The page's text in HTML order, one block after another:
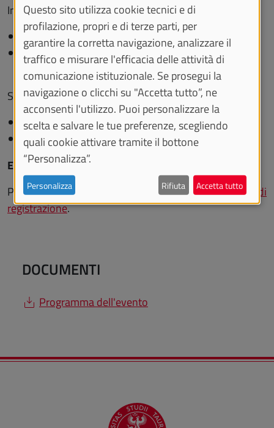
Intervengono:
Cristina Prandi , Rettrice Università di Torino
Christophe Perrin, Direttore dell'International
Training Centre of the ILO
Segue:
lafirmadell'accordodi collaborazione
ledomandedellastampa.
Evento a numero chiuso
Per ragioni organizzative si chiede di compilare ilform di
registrazione.
DOCUMENTI
Programma dell'evento
Questo sito utilizza cookie tecnici e di
profilazione, propri e di terze parti, per
garantire la corretta navigazione, analizzare il
traffico e misurare l'efficacia delle attività di
comunicazione istituzionale. Se prosegui la
navigazione o clicchi su "Accetta tutto”, ne
acconsenti l'utilizzo. Puoi personalizzare la
scelta e salvare le tue preferenze, scegliendo
quali cookie attivare tramite il bottone
“Personalizza”.
Personalizza Rifiuta Accetta tutto